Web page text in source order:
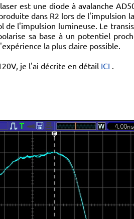
est une diode à avalanche
dans R2 lors de
de l'impulsion lumineuse. Le
sa base à un potentiel
la plus claire possible.
je l'ai décrite en détail ICI .